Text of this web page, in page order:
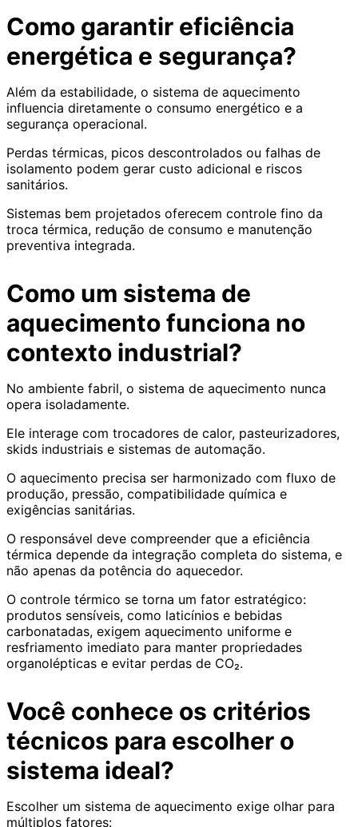
Como garantir eficiência
energética e segurança?
Além da estabilidade, o sistema de aquecimento
influencia diretamente o consumo energético e a
segurança operacional.
Perdas térmicas, picos descontrolados ou falhas de
isolamento podem gerar custo adicional e riscos
sanitários.
Sistemas bem projetados oferecem controle fino da
troca térmica, redução de consumo e manutenção
preventiva integrada.
Como um sistema de
aquecimento funciona no
contexto industrial?
No ambiente fabril, o sistema de aquecimento nunca
opera isoladamente.
Ele interage com trocadores de calor, pasteurizadores,
skids industriais e sistemas de automação.
O aquecimento precisa ser harmonizado com fluxo de
produção, pressão, compatibilidade química e
exigências sanitárias.
O responsável deve compreender que a eficiência
térmica depende da integração completa do sistema, e
não apenas da potência do aquecedor.
O controle térmico se torna um fator estratégico:
produtos sensíveis, como laticínios e bebidas
carbonatadas, exigem aquecimento uniforme e
resfriamento imediato para manter propriedades
organolépticas e evitar perdas de CO₂.
Você conhece os critérios
técnicos para escolher o
sistema ideal?
Escolher um sistema de aquecimento exige olhar para
múltiplos fatores: